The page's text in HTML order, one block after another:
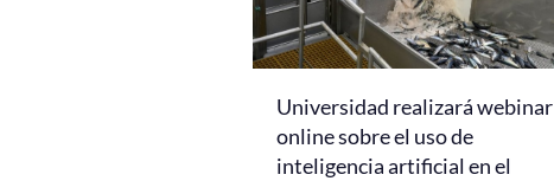
Universidad realizará webinar
online sobre el uso de
inteligencia artificial en el